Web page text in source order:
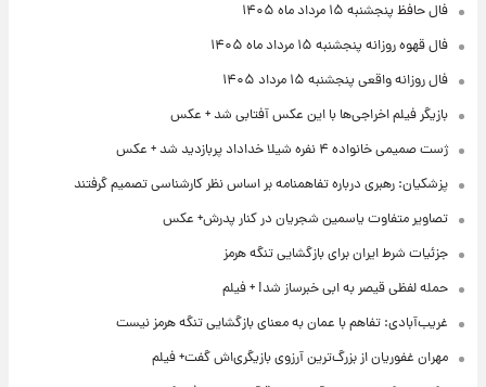
فال حافظ پنجشنبه ۱۵ مرداد ماه ۱۴۰۵
فال قهوه روزانه پنجشنبه ۱۵ مرداد ماه ۱۴۰۵
فال روزانه واقعی پنجشنبه ۱۵ مرداد ۱۴۰۵
بازیگر فیلم اخراجی‌ها با این عکس آفتابی شد + عکس
ژست صمیمی خانواده ۴ نفره شیلا خداداد پربازدید شد + عکس
پزشکیان: رهبری درباره تفاهمنامه بر اساس نظر کارشناسی تصمیم گرفتند
تصاویر متفاوت یاسمین شجریان در کنار پدرش+ عکس
جزئیات شرط ایران برای بازگشایی تنگه هرمز
حمله لفظی قیصر به ابی خبرساز شد! + فیلم
غریب‌آبادی: تفاهم با عمان به معنای بازگشایی تنگه هرمز نیست
مهران غفوریان از بزرگ‌ترین آرزوی بازیگری‌اش گفت+ فیلم